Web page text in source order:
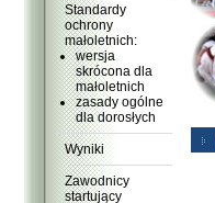
Standardy
ochrony
małoletnich:
wersja
skrócona dla
małoletnich
zasady ogólne
dla dorosłych
Wyniki
Zawodnicy
startujący